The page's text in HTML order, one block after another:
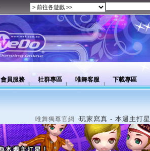
會員服務 社群專區 唯舞客服 下載專區
唯舞獨尊官網 ‧玩家寫真 - 本週主打星